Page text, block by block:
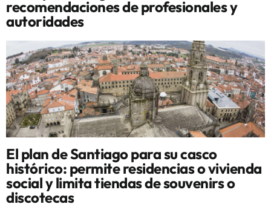
recomendaciones de profesionales y
autoridades
El plan de Santiago para su casco
histórico: permite residencias o vivienda
social y limita tiendas de souvenirs o
discotecas